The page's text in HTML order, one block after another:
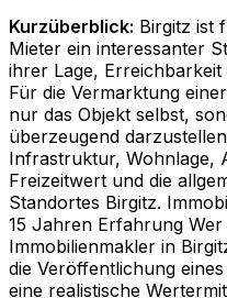
Kurzüberblick: Birgitz ist
Mieter ein interessanter
ihrer Lage,
Für die Vermarktung
nur das Objekt selbst,
überzeugend
Infrastruktur, Wohnlage,
Freizeitwert und die
Standortes Birgitz.
15 Jahren Erfahrung
Immobilienmakler in
die Veröffentlichung
eine realistische